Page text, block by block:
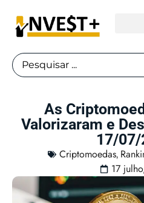
As
Valorizaram e
17/
Criptomoedas,
17